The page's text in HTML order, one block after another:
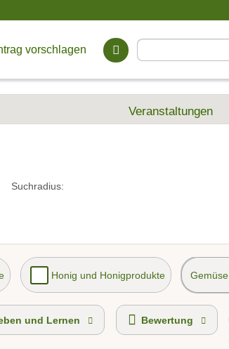
vorschlagen
Veranstaltungen
Suchradius:
Honig und Honigprodukte Gemüse
und Lernen Bewertung